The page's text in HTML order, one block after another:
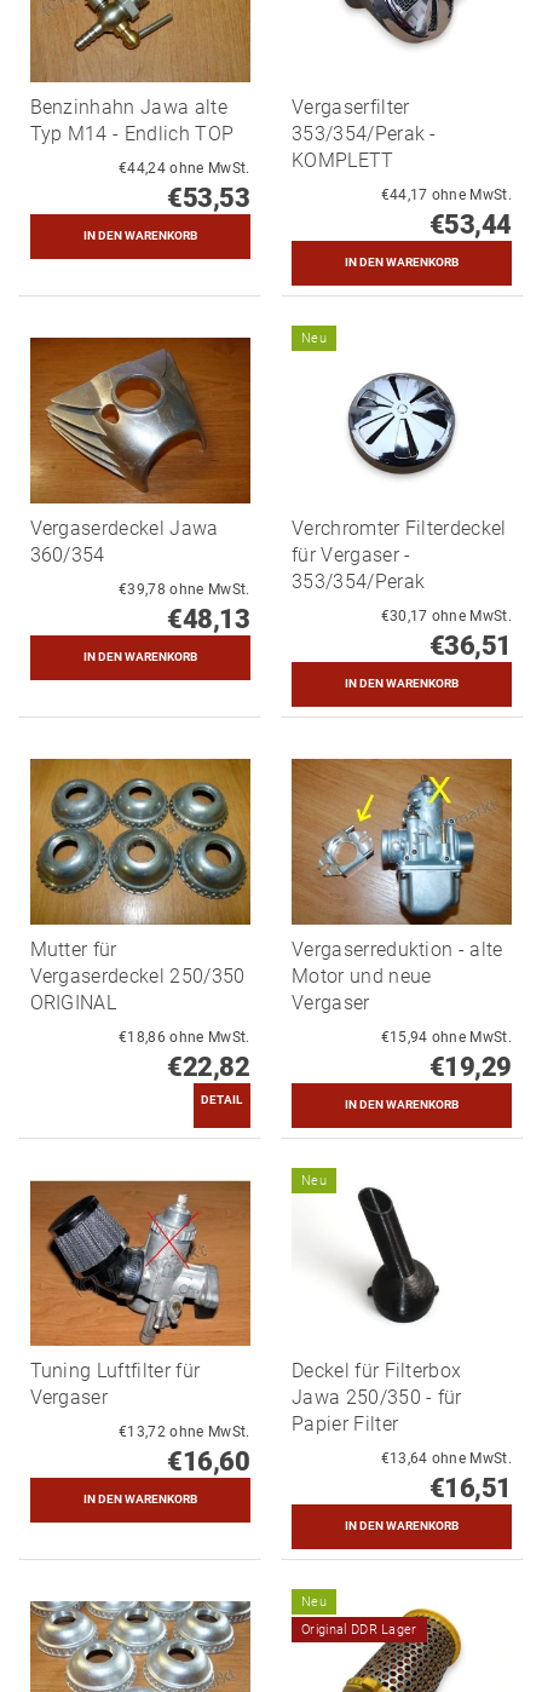
Benzinhahn Jawa alte
Typ M14 - Endlich TOP
€44,24 ohne MwSt.
€53,53
Vergaserfilter
353/354/Perak -
KOMPLETT
€44,17 ohne MwSt.
€53,44
Vergaserdeckel Jawa
360/354
€39,78 ohne MwSt.
€48,13
Neu
Verchromter Filterdeckel
für Vergaser -
353/354/Perak
€30,17 ohne MwSt.
€36,51
Mutter für
Vergaserdeckel 250/350
ORIGINAL
€18,86 ohne MwSt.
€22,82
DETAIL
Vergaserreduktion - alte
Motor und neue
Vergaser
€15,94 ohne MwSt.
€19,29
Tuning Luftfilter für
Vergaser
€13,72 ohne MwSt.
€16,60
Neu
Deckel für Filterbox
Jawa 250/350 - für
Papier Filter
€13,64 ohne MwSt.
€16,51
Neu
Original DDR Lager